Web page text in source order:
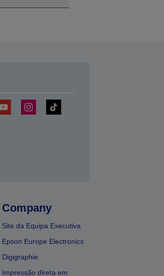
Company
Site da Equipa Executiva
Epson Europe Electronics
Digigraphie
Impressão direta em